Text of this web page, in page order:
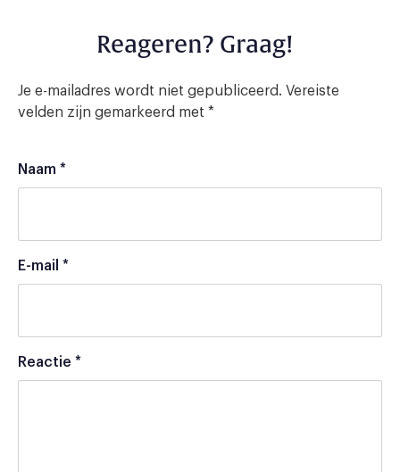
Reageren? Graag!
Je e-mailadres wordt niet gepubliceerd. Vereiste
velden zijn gemarkeerd met *
Naam *
E-mail *
Reactie *